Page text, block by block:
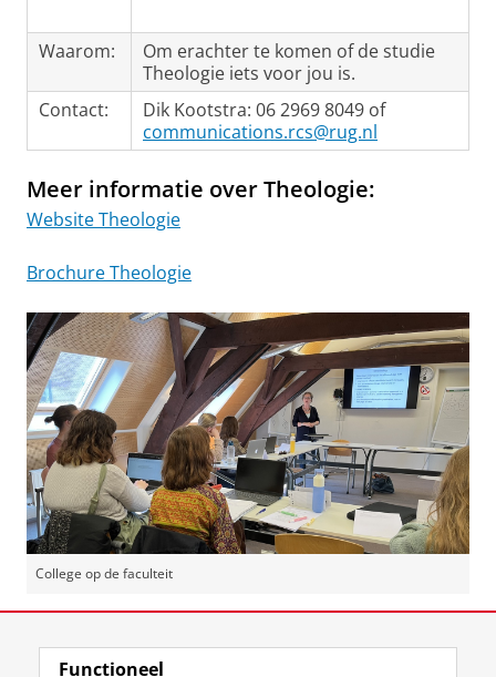
Waarom:
Om erachter te komen of de studie
Theologie iets voor jou is.
Contact:
Dik Kootstra: 06 2969 8049 of
communications.rcs@rug.nl
Meer informatie over Theologie:
Website Theologie
Brochure Theologie
College op de faculteit
Functioneel